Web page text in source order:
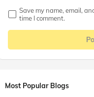
Save my name, email,
time I comment.
Most Popular Blogs